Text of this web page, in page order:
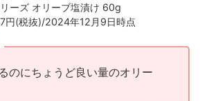
ーズ オリーブ塩漬け 60g
円(税抜)/2024年12月9日時点
のにちょうど良い量のオリー